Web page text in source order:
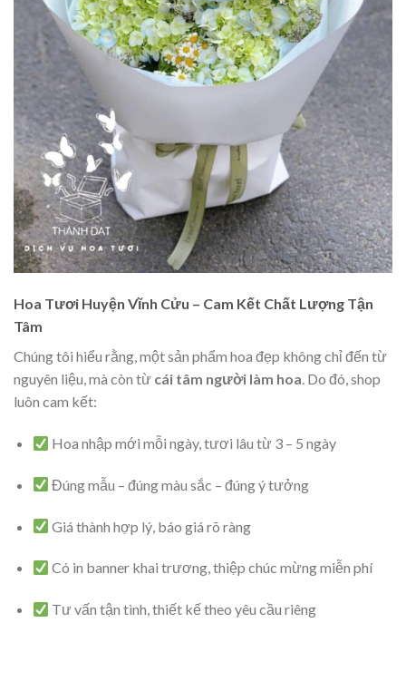
Hoa Tươi Huyện Vĩnh Cửu – Cam Kết Chất Lượng Tận
Tâm
Chúng tôi hiểu rằng, một sản phẩm hoa đẹp không chỉ đến từ
nguyên liệu, mà còn từ cái tâm người làm hoa. Do đó, shop
luôn cam kết:
Hoa nhập mới mỗi ngày, tươi lâu từ 3 – 5 ngày
Đúng mẫu – đúng màu sắc – đúng ý tưởng
Giá thành hợp lý, báo giá rõ ràng
Có in banner khai trương, thiệp chúc mừng miễn phí
Tư vấn tận tình, thiết kế theo yêu cầu riêng